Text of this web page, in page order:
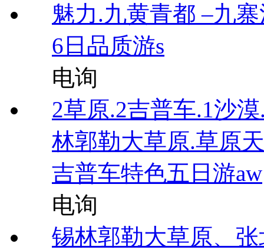
魅力.九黄青都 –九
6日品质游s
电询
2草原.2吉普车.1沙
林郭勒大草原.草原
吉普车特色五日游aw
电询
锡林郭勒大草原、